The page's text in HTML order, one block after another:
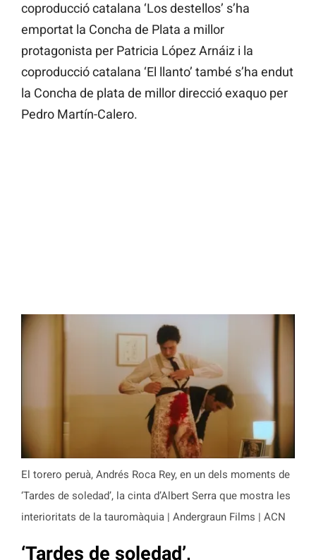
coproducció catalana ‘Los destellos’ s’ha
emportat la Concha de Plata a millor
protagonista per Patricia López Arnáiz i la
coproducció catalana ‘El llanto’ també s’ha endut
la Concha de plata de millor direcció exaquo per
Pedro Martín-Calero.
El torero peruà, Andrés Roca Rey, en un dels moments de
‘Tardes de soledad’, la cinta d’Albert Serra que mostra les
interioritats de la tauromàquia | Andergraun Films | ACN
‘Tardes de soledad’,